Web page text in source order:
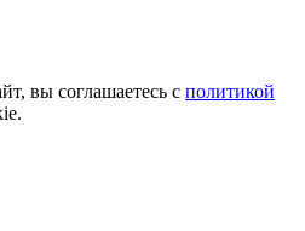
вы соглашаетесь с политикой